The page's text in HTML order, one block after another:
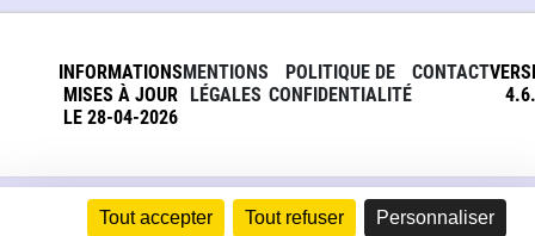
Tout accepter Tout refuser Personnaliser
INFORMATIONS
MISES À JOUR
LE 28-04-2026
MENTIONS
LÉGALES
POLITIQUE DE
CONFIDENTIALITÉ
CONTACT